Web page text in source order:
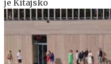
je Kitajsko